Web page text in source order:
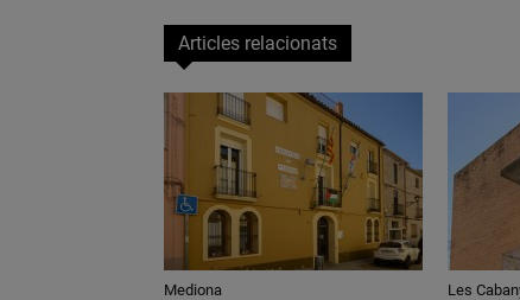
Articles relacionats
Mediona Les